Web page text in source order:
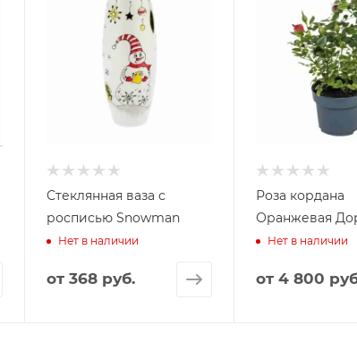
Стеклянная ваза с
росписью Snowman
Нет в наличии
от 368 руб.
Роза кордана
Оранжевая
Нет в наличии
от4 800